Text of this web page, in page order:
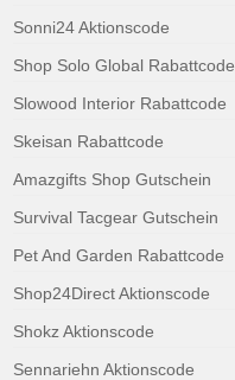
Sonni24 Aktionscode
Shop Solo Global Rabattcode
Slowood Interior Rabattcode
Skeisan Rabattcode
Amazgifts Shop Gutschein
Survival Tacgear Gutschein
Pet And Garden Rabattcode
Shop24Direct Aktionscode
Shokz Aktionscode
Sennariehn Aktionscode